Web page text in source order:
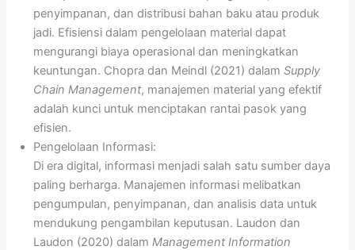
penyimpanan, dan distribusi bahan baku atau produk
jadi. Efisiensi dalam pengelolaan material dapat
mengurangi biaya operasional dan meningkatkan
keuntungan. Chopra dan Meindl (2021) dalamSupply
Chain Management, manajemen material yang efektif
adalah kunci untuk menciptakan rantai pasok yang
efisien.
Pengelolaan Informasi:
Di era digital, informasi menjadi salah satu sumber daya
paling berharga. Manajemen informasi melibatkan
pengumpulan, penyimpanan, dan analisis data untuk
mendukung pengambilan keputusan. Laudon dan
Laudon (2020) dalamManagement Information